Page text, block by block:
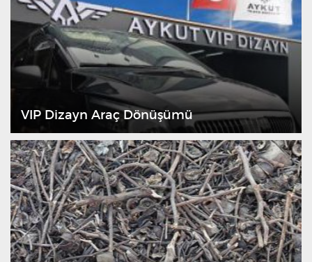
VIP Dizayn Araç Dönüşümü